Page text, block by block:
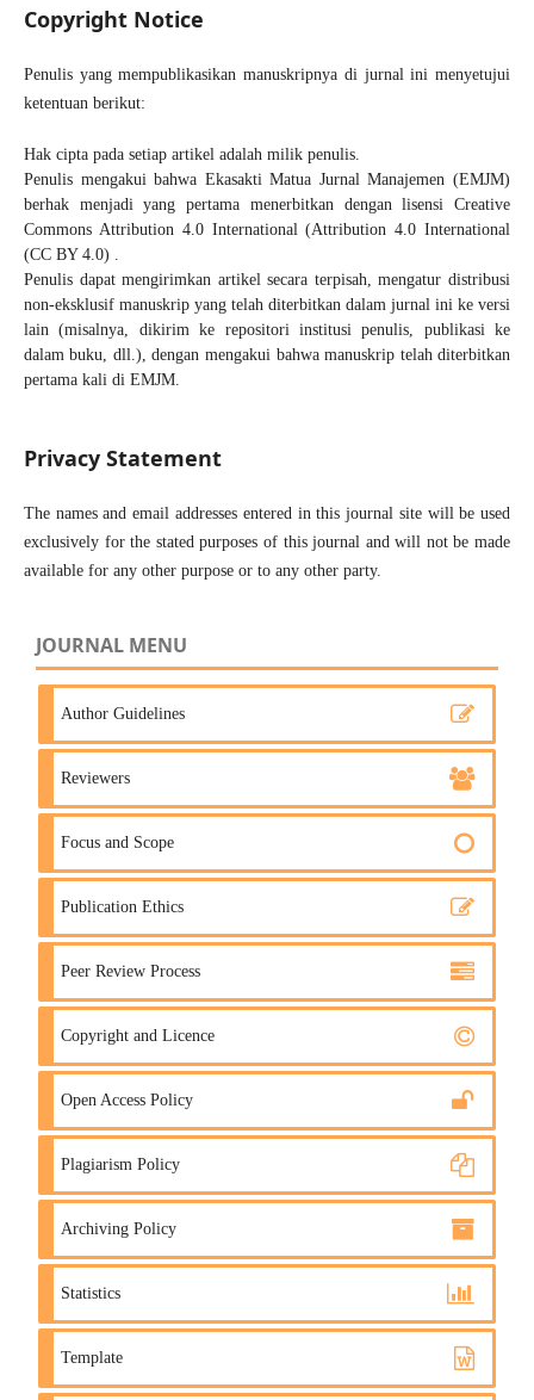
Copyright Notice
Penulis yang mempublikasikan manuskripnya di jurnal ini menyetujui
ketentuan berikut:
Hak cipta pada setiap artikel adalah milik penulis.
Penulis mengakui bahwa Ekasakti Matua Jurnal Manajemen (EMJM)
berhak menjadi yang pertama menerbitkan denganlisensi Creative
Commons Attribution 4.0 International(Attribution 4.0 International
(CC BY 4.0) .
Penulis dapat mengirimkan artikel secara terpisah, mengatur distribusi
non-eksklusif manuskrip yang telah diterbitkan dalam jurnal ini ke versi
lain (misalnya, dikirim ke repositori institusi penulis, publikasi ke
dalam buku, dll.), dengan mengakui bahwa manuskrip telah diterbitkan
pertama kali di EMJM.
Privacy Statement
The names and email addresses entered in this journal site will be used
exclusively for the stated purposes of this journal and will not be made
available for any other purpose or to any other party.
JOURNAL MENU
Author Guidelines
Reviewers
Focus and Scope
Publication Ethics
Peer Review Process
Copyright and Licence
Open Access Policy
Plagiarism Policy
Archiving Policy
Statistics
Template